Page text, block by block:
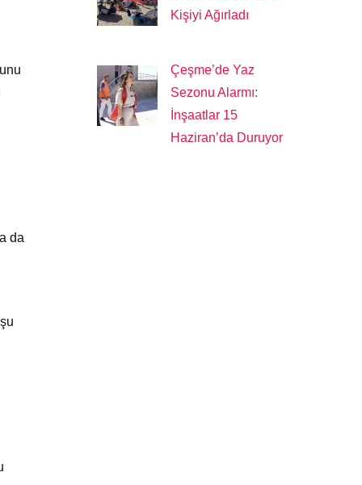
da
Kişiyi Ağırladı
Çeşme’de Yaz
Sezonu Alarmı:
İnşaatlar 15
Haziran’da Duruyor